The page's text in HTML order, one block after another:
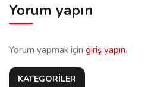
Yorum yapın
Yorum yapmak için giriş yapın.
KATEGORİLER